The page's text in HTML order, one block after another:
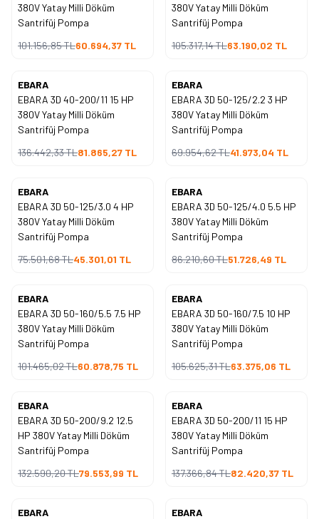
380V Yatay Milli Döküm
Santrifüj Pompa
101.156,85TL60.694,37 TL
380V Yatay Milli Döküm
Santrifüj Pompa
105.317,14TL63.190,02 TL
Yeni
%40
EBARA
EBARA 3D 40-200/11 15 HP
380V Yatay Milli Döküm
Santrifüj Pompa
136.442,33TL81.865,27 TL
Yeni
%40
EBARA
EBARA 3D 50-125/2.2 3 HP
380V Yatay Milli Döküm
Santrifüj Pompa
69.954,62TL41.973,04 TL
Yeni
%40
EBARA
EBARA 3D 50-125/3.0 4 HP
380V Yatay Milli Döküm
Santrifüj Pompa
75.501,68TL45.301,01 TL
Yeni
%40
EBARA
EBARA 3D 50-125/4.0 5.5 HP
380V Yatay Milli Döküm
Santrifüj Pompa
86.210,60TL51.726,49 TL
Yeni
%40
EBARA
EBARA 3D 50-160/5.5 7.5 HP
380V Yatay Milli Döküm
Santrifüj Pompa
101.465,02TL60.878,75 TL
Yeni
%40
EBARA
EBARA 3D 50-160/7.5 10 HP
380V Yatay Milli Döküm
Santrifüj Pompa
105.625,31TL63.375,06 TL
Yeni
%40
EBARA
EBARA 3D 50-200/9.2 12.5
HP 380V Yatay Milli Döküm
Santrifüj Pompa
132.590,20TL79.553,99 TL
Yeni
%40
EBARA
EBARA 3D 50-200/11 15 HP
380V Yatay Milli Döküm
Santrifüj Pompa
137.366,84TL82.420,37 TL
Yeni
EBARA Yeni
EBARA